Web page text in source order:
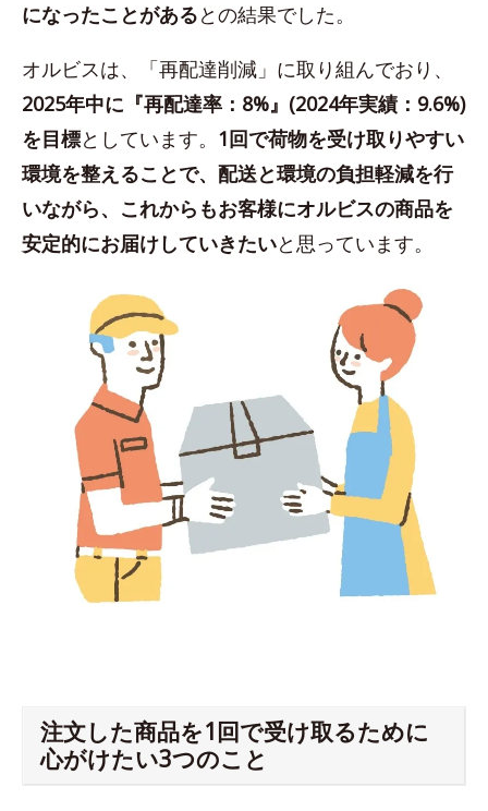
になったことがあるとの結果でした。
オルビスは、「再配達削減」に取り組んでおり、
2025年中に『再配達率：8%』(2024年実績：9.6%)
を目標としています。 1回で荷物を受け取りやすい
環境を整えることで、配送と環境の負担軽減を行
いながら、これからもお客様にオルビスの商品を
安定的にお届けしていきたいと思っています。
注文した商品を1回で受け取るために
心がけたい3つのこと